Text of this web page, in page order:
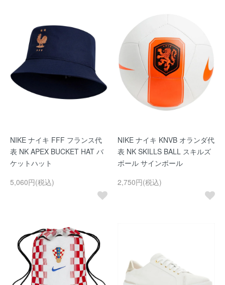
NIKE ナイキ FFF フランス代
表 NK APEX BUCKET HAT バ
ケットハット
5,060円(税込)
NIKE ナイキ KNVB オランダ代
表 NK SKILLS BALL スキルズ
ボール サインボール
2,750円(税込)